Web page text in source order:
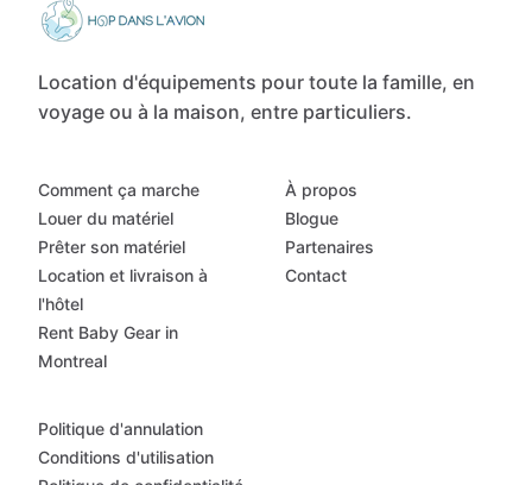
Location d'équipements pour toute la famille, en
voyage ou à la maison, entre particuliers.
Comment ça marche
Louer du matériel
Prêter son matériel
Location et livraison à
l'hôtel
Rent Baby Gear in
Montreal
À propos
Blogue
Partenaires
Contact
Politique d'annulation
Conditions d'utilisation